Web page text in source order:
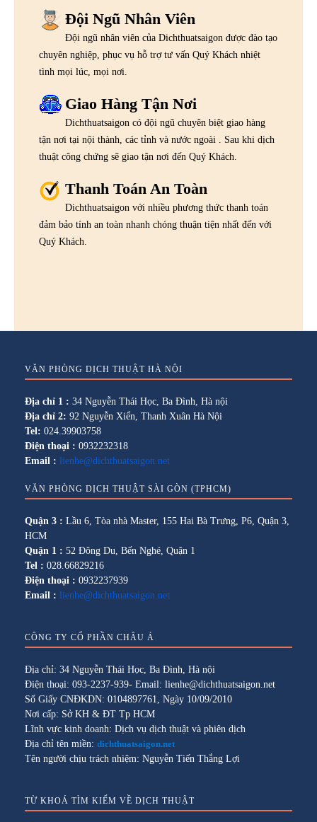
Đội Ngũ Nhân Viên
Đội ngũ nhân viên của Dichthuatsaigon được đào tạo
chuyên nghiệp, phục vụ hỗ trợ tư vấn Quý Khách nhiệt
tình mọi lúc, mọi nơi.
Giao Hàng Tận Nơi
Dichthuatsaigon có đội ngũ chuyên biệt giao hàng
tận nơi tại nội thành, các tỉnh và nước ngoài . Sau khi dịch
thuật công chứng sẽ giao tận nơi đến Quý Khách.
Thanh Toán An Toàn
Dichthuatsaigon với nhiều phương thức thanh toán
đảm bảo tính an toàn nhanh chóng thuận tiện nhất đến với
Quý Khách.
VĂN PHÒNG DỊCH THUẬT HÀ NỘI
Địa chỉ 1 : 34 Nguyễn Thái Học, Ba Đình, Hà nội
Địa chỉ 2: 92 Nguyễn Xiển, Thanh Xuân Hà Nội
Tel: 024.39903758
Điện thoại : 0932232318
Email : lienhe@dichthuatsaigon.net
VĂN PHÒNG DỊCH THUẬT SÀI GÒN (TPHCM)
Quận 3 : Lầu 6, Tòa nhà Master, 155 Hai Bà Trưng, P6, Quận 3,
HCM
Quận 1 : 52 Đông Du, Bến Nghé, Quận 1
Tel : 028.66829216
Điện thoại : 0932237939
Email : lienhe@dichthuatsaigon.net
CÔNG TY CỔ PHẦN CHÂU Á
Địa chỉ: 34 Nguyễn Thái Học, Ba Đình, Hà nội
Điện thoại: 093-2237-939- Email: lienhe@dichthuatsaigon.net
Số Giấy CNĐKDN: 0104897761, Ngày 10/09/2010
Nơi cấp: Sở KH & ĐT Tp HCM
Lĩnh vực kinh doanh: Dịch vụ dịch thuật và phiên dịch
Địa chỉ tên miền: dichthuatsaigon.net
Tên người chịu trách nhiệm: Nguyễn Tiến Thắng Lợi
TỪ KHOÁ TÌM KIẾM VỀ DỊCH THUẬT